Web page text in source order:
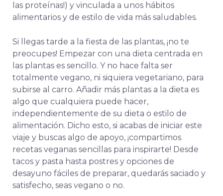
las proteínas!) y vinculada a unos hábitos
alimentarios y de estilo de vida más saludables.
Si llegas tarde a la fiesta de las plantas, ¡no te
preocupes! Empezar con una dieta centrada en
las plantas es sencillo. Y no hace falta ser
totalmente vegano, ni siquiera vegetariano, para
subirse al carro. Añadir más plantas a la dieta es
algo que cualquiera puede hacer,
independientemente de su dieta o estilo de
alimentación. Dicho esto, si acabas de iniciar este
viaje y buscas algo de apoyo, ¡compartimos
recetas veganas sencillas para inspirarte! Desde
tacos y pasta hasta postres y opciones de
desayuno fáciles de preparar, quedarás saciado y
satisfecho, seas vegano o no.